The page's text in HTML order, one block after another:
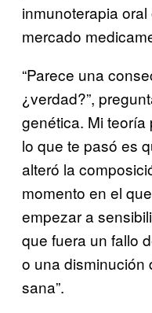
inmunoterapia
mercado
“Parece una
¿verdad?”,
genética. Mi
lo que te pasó es
alteró la
momento en el
empezar a
que fuera un fallo
o una disminución
sana”.